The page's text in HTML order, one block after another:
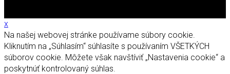
x
Na našej webovej stránke používame súbory cookie.
Kliknutím na „Súhlasím“ súhlasíte s používaním VŠETKÝCH
súborov cookie. Môžete však navštíviť „Nastavenia cookie“ a
poskytnúť kontrolovaný súhlas.